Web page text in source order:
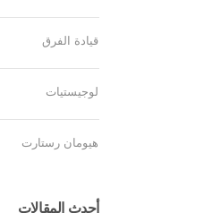
قيادة الفرق
لوجيستيات
هيومان رستارت
أحدث المقالات